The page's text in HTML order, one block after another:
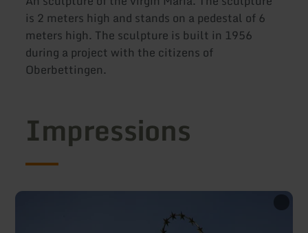
is 2 meters high and stands on a pedestal of 6
meters high. The sculpture is built in 1956
during a project with the citizens of
Oberbettingen.
Impressions